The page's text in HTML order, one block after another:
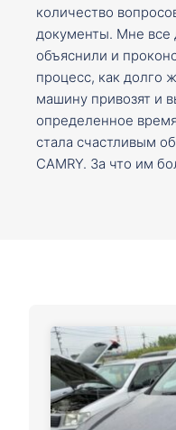
количество
документы. Мне все
объяснили и
процесс, как долго
машину привозят и
определенное
стала счастливым
CAMRY. За что им